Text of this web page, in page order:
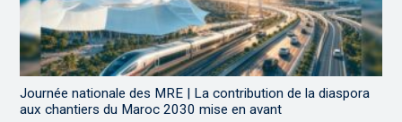
Journée nationale des MRE | La contribution de la diaspora
aux chantiers du Maroc 2030 mise en avant